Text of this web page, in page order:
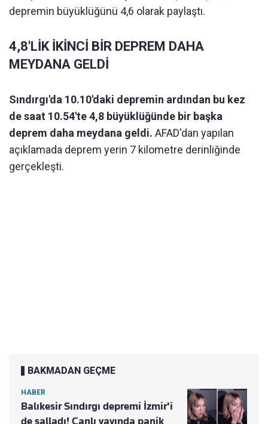
depremin büyüklüğünü 4,6 olarak paylaştı.
4,8'LİK İKİNCİ BİR DEPREM DAHA
MEYDANA GELDİ
Sındırgı'da 10.10'daki depremin ardından bu kez
de saat 10.54'te 4,8 büyüklüğünde bir başka
deprem daha meydana geldi. AFAD'dan yapılan
açıklamada deprem yerin 7 kilometre derinliğinde
gerçekleşti.
BAKMADAN GEÇME
HABER
Balıkesir Sındırgı depremi İzmir'i
de salladı! Canlı yayında panik